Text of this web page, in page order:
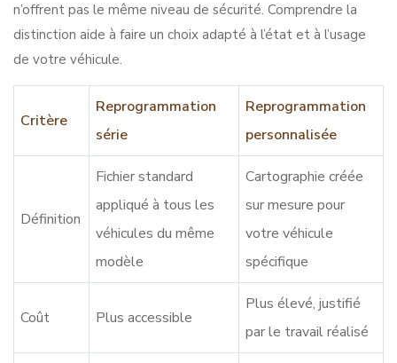
n’offrent pas le même niveau de sécurité. Comprendre la
distinction aide à faire un choix adapté à l’état et à l’usage
de votre véhicule.
Critère
Reprogrammation
série
Reprogrammation
personnalisée
Définition
Fichier standard
appliqué à tous les
véhicules du même
modèle
Cartographie créée
sur mesure pour
votre véhicule
spécifique
Coût Plus accessible
Plus élevé, justifié
par le travail réalisé